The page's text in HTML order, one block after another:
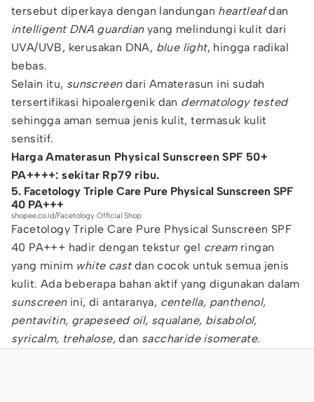
tersebut diperkaya dengan landungan heartleafdan
intelligent DNA guardian yang melindungi kulit dari
UVA/UVB, kerusakan DNA, blue light, hingga radikal
bebas.
Selain itu, sunscreen dari Amaterasun ini sudah
tersertifikasi hipoalergenik dan dermatology tested
sehingga aman semua jenis kulit, termasuk kulit
sensitif.
Harga Amaterasun Physical Sunscreen SPF 50+
PA++++: sekitar Rp79 ribu.
5. Facetology Triple Care Pure Physical Sunscreen SPF
40 PA+++
shopee.co.id/Facetology Official Shop
Facetology Triple Care Pure Physical Sunscreen SPF
40 PA+++ hadir dengan tekstur gel cream ringan
yang minim white castdan cocok untuk semua jenis
kulit. Ada beberapa bahan aktif yang digunakan dalam
sunscreen ini, di antaranya, centella, panthenol,
pentavitin, grapeseed oil, squalane, bisabolol,
syricalm, trehalose,dan saccharide isomerate.